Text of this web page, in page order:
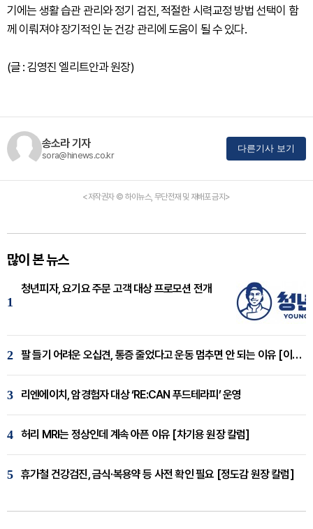
기에는 생활 습관 관리와 정기 검진, 적절한 시력교정 방법 선택이 함
께 이뤄져야 장기적인 눈 건강 관리에 도움이 될 수 있다.
(글 : 김영진 엘리트안과 원장)
송소라 기자
sora@hinews.co.kr
다른기사 보기
<저작권자 © 하이뉴스, 무단전재 및 재배포 금지>
많이 본 뉴스
1
청년피자, 요기요 주문 고객 대상 프로모션 전개
2 팔 들기 어려운 오십견, 통증 줄었다고 운동 멈추면 안 되는 이유 [이병욱 원장 칼럼]
3 리엔에이치, 암경험자 대상 ‘RE:CAN 푸드테라피’ 운영
4 허리 MRI는 정상인데 계속 아픈 이유 [차기용 원장 칼럼]
5 휴가철 건강검진, 금식·복용약 등 사전 확인 필요 [정도감 원장 칼럼]